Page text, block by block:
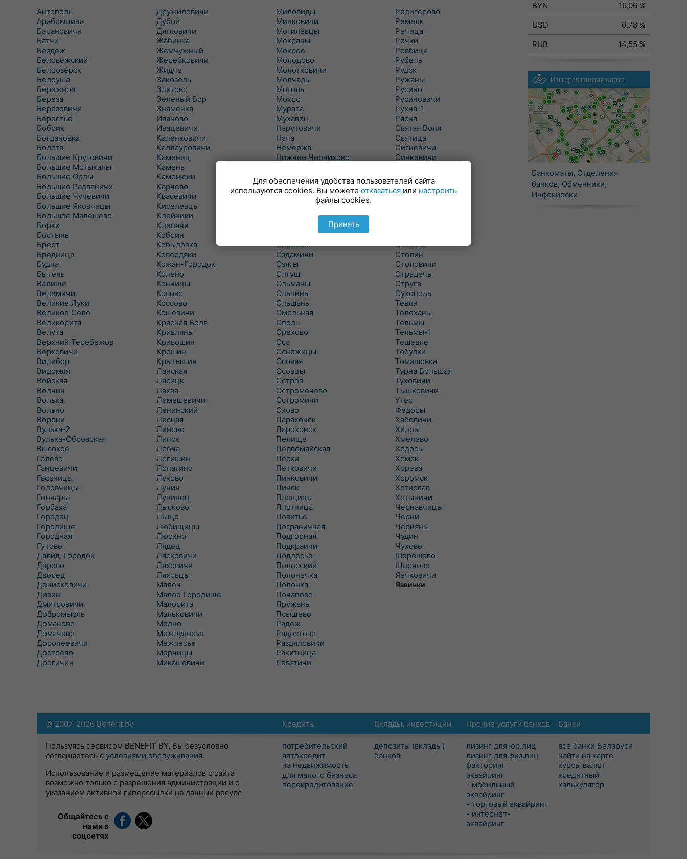
Антополь
Арабовщина
Барановичи
Батчи
Бездеж
Беловежский
Белоозёрск
Белоуша
Бережное
Береза
Берёзовичи
Берестье
Бобрик
Богдановка
Болота
Большие Круговичи
Большие Мотыкалы
Большие Орлы
Большие Радваничи
Большие Чучевичи
Большие Яковчицы
Большое Малешево
Борки
Бостынь
Брест
Бродница
Будча
Бытень
Валище
Велемичи
Великие Луки
Великое Село
Великорита
Велута
Верхний Теребежов
Верховичи
Видибор
Видомля
Войская
Волчин
Волька
Вольно
Ворони
Вулька-2
Вулька-Обровская
Высокое
Галево
Ганцевичи
Гвозница
Головчицы
Гончары
Горбаха
Городец
Городище
Городная
Гутово
Давид-Городок
Дарево
Дворец
Денисковичи
Дивин
Дмитровичи
Добромысль
Доманово
Домачево
Доропеевичи
Достоево
Дрогичин
Дружиловичи
Дубой
Дятловичи
Жабинка
Жемчужный
Жеребковичи
Жидче
Закозель
Здитово
Зеленый Бор
Знаменка
Иваново
Ивацевичи
Каленковичи
Каллауровичи
Каменец
Камень
Каменюки
Карчево
Квасевичи
Киселевцы
Клейники
Клепачи
Кобрин
Кобыловка
Ковердяки
Кожан-Городок
Колено
Кончицы
Косово
Коссово
Кошевичи
Красная Воля
Кривляны
Кривошин
Крошин
Крытышин
Ланская
Ласицк
Лахва
Лемешевичи
Ленинский
Лесная
Линово
Липск
Лобча
Логишин
Лопатино
Луково
Лунин
Лунинец
Лысково
Лыще
Любищицы
Люсино
Лядец
Лясковичи
Ляховичи
Ляховцы
Малеч
Малое Городище
Малорита
Мальковичи
Медно
Междулесье
Межлесье
Мерчицы
Микашевичи
Миловиды
Минковичи
Могилёвцы
Мокраны
Мокрое
Молодово
Молотковичи
Молчадь
Мотоль
Мохро
Мурава
Мухавец
Нарутовичи
Нача
Немержа
Нижнее Чернихово
Новицковичи
Новоселки
Новые Засимовичи
Новые Лыщицы
Оберовщина
Одрижин
Оздамичи
Озяты
Олтуш
Ольманы
Ольпень
Ольшаны
Омельная
Ополь
Орехово
Оса
Оснежицы
Осовая
Осовцы
Остров
Остромечево
Остромичи
Охово
Парахонск
Парохонск
Пелище
Первомайская
Пески
Петковичи
Пинковичи
Пинск
Плещицы
Плотница
Повитье
Пограничная
Подгорная
Подкраичи
Подлесье
Полесский
Полонечка
Полонка
Почапово
Пружаны
Псыщево
Радеж
Радостово
Раздяловичи
Ракитница
Ревятичи
Редигерово
Ремель
Речица
Речки
Ровбицк
Рубель
Рудск
Ружаны
Русино
Русиновичи
Рухча-1
Рясна
Святая Воля
Святица
Сигневичи
Синкевичи
Снитово
Соколово
Сочивки
Стахово
Столин
Столовичи
Страдечь
Струга
Сухополь
Тевли
Телеханы
Тельмы
Тельмы-1
Тешевле
Тобулки
Томашовка
Турна Большая
Туховичи
Тышковичи
Утес
Федоры
Хабовичи
Хидры
Хмелево
Ходосы
Хомск
Хорева
Хоромск
Хотислав
Хотыничи
Чернавчицы
Черни
Черняны
Чудин
Чухово
Шерешево
Щерчово
Яечковичи
Язвинки
BYN
16,06 %
USD
0,78 %
RUB
14,55 %
Интерактивная карта
Банкоматы, Отделения
банков, Обменники,
Инфокиоски
Кредиты
потребительский
автокредит
на недвижимость
для малого бизнеса
перекредитование
Вклады, инвестиции
депозиты (вклады)
банков
Прочие услуги банков
лизинг для юр.лиц
лизинг для физ.лиц
факторинг
эквайринг
- мобильный
эквайринг
- торговый эквайринг
- интернет-
эквайринг
Банки
все банки Беларуси
найти на карте
курсы валют
кредитный
калькулятор
© 2007-2026 Benefit.by
Пользуясь сервисом BENEFIT BY, Вы безусловно
соглашаетесь с условиями обслуживания.
Использование и размещение материалов с сайта
возможно только с разрешения администрации и с
указанием активной гиперссылки на данный ресурс
Общайтесь с
нами в
соцсетях
Для обеспечения удобства пользователей сайта
используются cookies. Вы можете отказаться или настроить
файлы cookies.
Принять